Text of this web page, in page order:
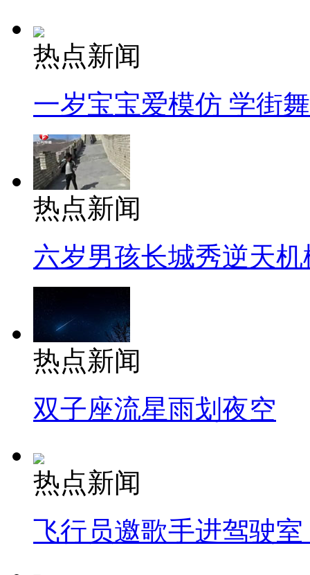
热点新闻
一岁宝宝爱模仿 学街
热点新闻
六岁男孩长城秀逆天机
热点新闻
双子座流星雨划夜空
热点新闻
飞行员邀歌手进驾驶